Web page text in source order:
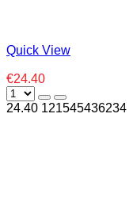
Quick View
€24.40
24.40 121545436234